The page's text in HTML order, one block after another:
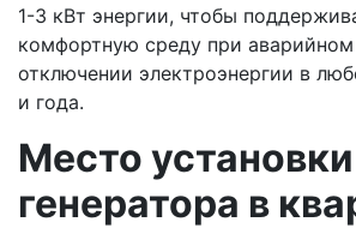
1-3 кВт энергии, чтобы
комфортную среду при
отключении электроэнергии в
и года.
Место установки
генератора в